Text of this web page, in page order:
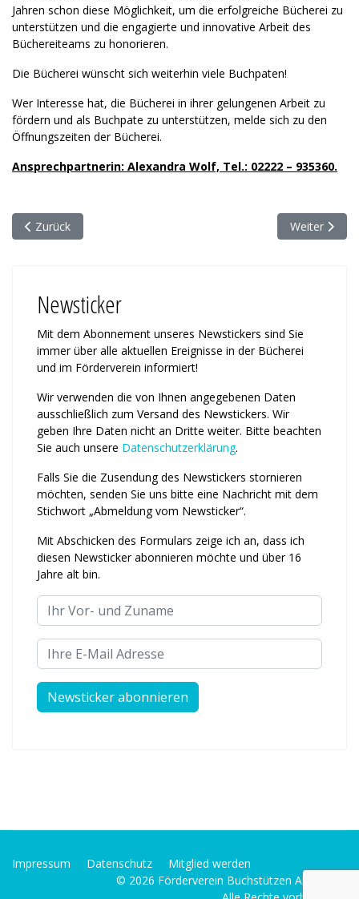
Jahren schon diese Möglichkeit, um die erfolgreiche Bücherei zu
unterstützen und die engagierte und innovative Arbeit des
Büchereiteams zu honorieren.
Die Bücherei wünscht sich weiterhin viele Buchpaten!
Wer Interesse hat, die Bücherei in ihrer gelungenen Arbeit zu
fördern und als Buchpate zu unterstützen, melde sich zu den
Öffnungszeiten der Bücherei.
Ansprechpartnerin: Alexandra Wolf, Tel.: 02222 – 935360.
Vorheriger Beitrag: Mit Häkeln ins neue Jahr
Zurück Nächster
Weiter
Newsticker
Mit dem Abonnement unseres News­tickers sind Sie
immer über alle ak­tu­ellen Ereignisse in der Bücherei
und im Förderverein informiert!
Wir verwenden die von Ihnen an­ge­ge­benen Daten
ausschließlich zum Ver­sand des Newstickers. Wir
geben Ihre Daten nicht an Dritte weiter. Bitte beachten
Sie auch unsere Daten­schutz­erklärung.
Falls Sie die Zusendung des News­tickers stornieren
möchten, senden Sie uns bitte eine Nachricht mit dem
Stichwort „Abmeldung vom News­ticker“.
Mit Abschicken des Formulars zeige ich an, dass ich
diesen Newsticker abonnieren möchte und über 16
Jahre alt bin.
Ihr Vor- und Zuname
Ihre E-Mail Adresse
Impressum Datenschutz
Mitglied werden
© 2026 Förderverein Buchstützen Alfter e. V.